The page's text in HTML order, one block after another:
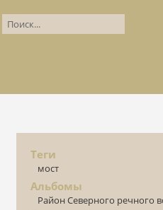
Теги
мост
Альбомы
Район Северного речного